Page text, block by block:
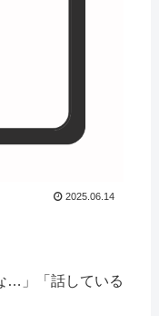
2025.06.14
…」「話している